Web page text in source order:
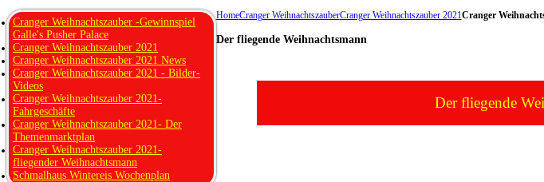
HomeCranger WeihnachtszauberCranger Weihnachtszauber 2021Cranger
Der fliegende Weihnachtsmann
Der fliegende
Cranger Weihnachtszauber -Gewinnspiel
Galle's Pusher Palace
Cranger Weihnachtszauber 2021
Cranger Weihnachtszauber 2021 News
Cranger Weihnachtszauber 2021 - Bilder-
Videos
Cranger Weihnachtszauber 2021-
Fahrgeschäfte
Cranger Weihnachtszauber 2021- Der
Themenmarktplan
Cranger Weihnachtszauber 2021-
fliegender Weihnachtsmann
Schmalhaus Wintereis Wochenplan